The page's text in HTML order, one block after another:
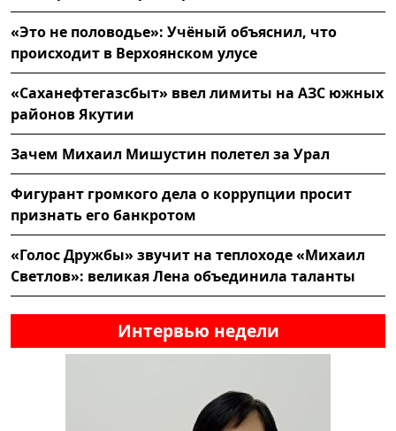
«Это не половодье»: Учёный объяснил, что
происходит в Верхоянском улусе
«Саханефтегазсбыт» ввел лимиты на АЗС южных
районов Якутии
Зачем Михаил Мишустин полетел за Урал
Фигурант громкого дела о коррупции просит
признать его банкротом
«Голос Дружбы» звучит на теплоходе «Михаил
Светлов»: великая Лена объединила таланты
Интервью недели